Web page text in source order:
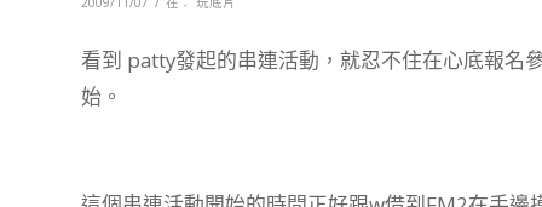
看到 patty發起的串連活動，就忍不住在心底報名
始。